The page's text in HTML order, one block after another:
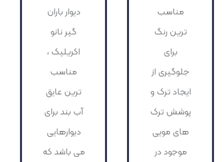
مناسب
ترین رنگ
برای
جلوگیری از
ایجاد ترک و
پوشش ترک
های مویی
موجود در
دیوار باران
گیر نانو
اکریلیک ،
مناسب
ترین عایق
آب بند برای
دیوارهایی
می باشد که